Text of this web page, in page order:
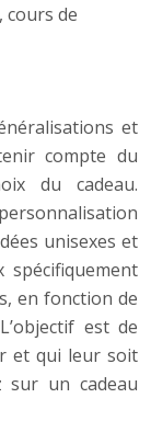
cours de
et
compte du
du cadeau.
unisexes et
spécifiquement
en fonction de
est de
et qui leur soit
sur un cadeau